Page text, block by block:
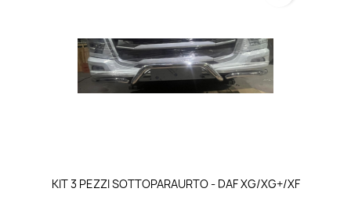
KIT 3 PEZZI SOTTOPARAURTO - DAF XG/XG+/XF